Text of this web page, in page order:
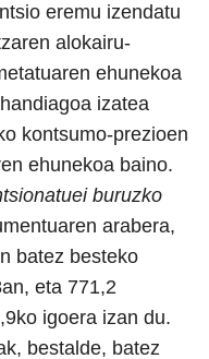
eremu izendatu
alokairu-
ehunekoa
izatea
kontsumo-prezioen
ehunekoa baino.
buruzko
arabera,
batez besteko
eta 771,2
igoera izan du.
bestalde, batez